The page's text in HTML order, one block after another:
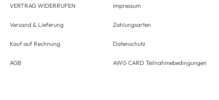
VERTRAG WIDERRUFEN
Versand & Lieferung
Kauf auf Rechnung
AGB
Impressum
Zahlungsarten
Datenschutz
AWG CARD Teilnahmebedingungen